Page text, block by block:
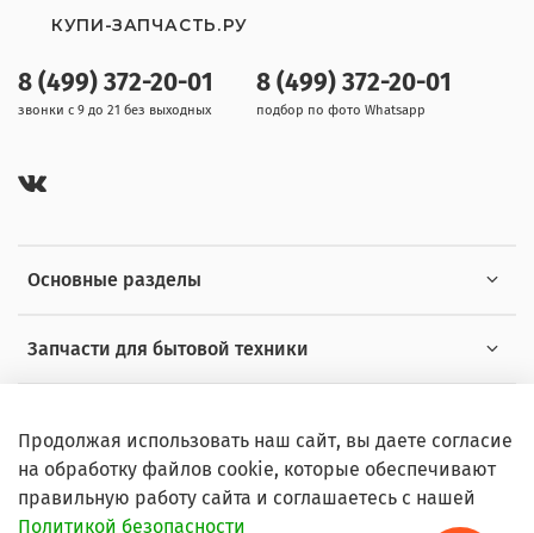
Основные разделы
Запчасти для бытовой техники
8 (499) 372-20-01
звонки с 9 до 21 без выходных
8 (499) 372-20-01
подбор по фото Whatsapp
КУПИ-ЗАПЧАСТЬ.РУ
Продолжая использовать наш сайт, вы даете согласие
на обработку файлов cookie, которые обеспечивают
правильную работу сайта и соглашаетесь с нашей
Политикой безопасности